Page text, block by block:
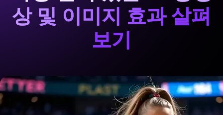
상 및 이미지 효과 살펴
보기